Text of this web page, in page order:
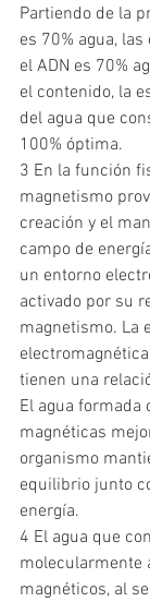
Partiendo de la
es 70% agua,
el ADN es 70%
el contenido, la
del agua que
100% óptima.
3 En la función
magnetismo
creación y el
campo de
un entorno
activado por su
magnetismo. La
tienen una
El agua formada
magnéticas
organismo
equilibrio junto
energía.
4 El agua que
molecularmente
magnéticos, al